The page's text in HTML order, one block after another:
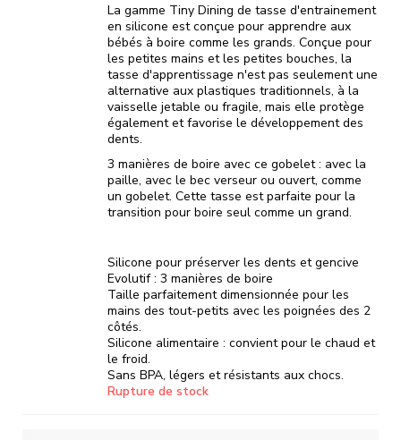
La gamme Tiny Dining de tasse d'entrainement
en silicone est conçue pour apprendre aux
bébés à boire comme les grands. Conçue pour
les petites mains et les petites bouches, la
tasse d'apprentissage n'est pas seulement une
alternative aux plastiques traditionnels, à la
vaisselle jetable ou fragile, mais elle protège
également et favorise le développement des
dents.
3 manières de boire avec ce gobelet : avec la
paille, avec le bec verseur ou ouvert, comme
un gobelet. Cette tasse est parfaite pour la
transition pour boire seul comme un grand.
Silicone pour préserver les dents et gencive
Evolutif : 3 manières de boire
Taille parfaitement dimensionnée pour les
mains des tout-petits avec les poignées des 2
côtés.
Silicone alimentaire : convient pour le chaud et
le froid.
Sans BPA, légers et résistants aux chocs.
Rupture de stock